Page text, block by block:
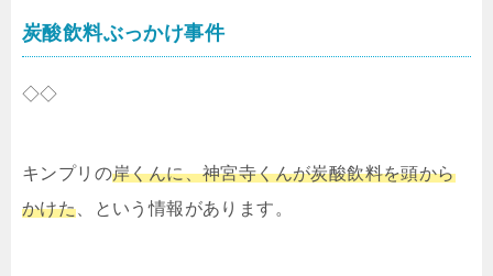
炭酸飲料ぶっかけ事件
◇◇
キンプリの岸くんに、神宮寺くんが炭酸飲料を頭から
かけた 、という情報があります。